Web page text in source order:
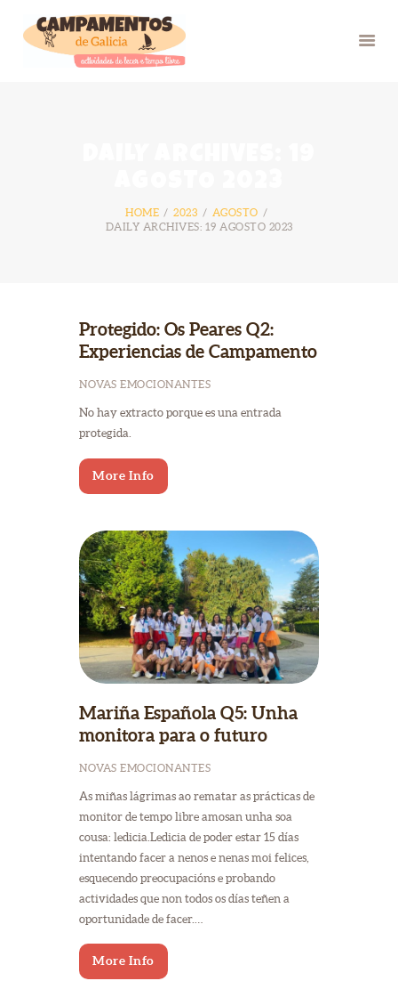
HOME 2023
AGOSTO
DAILY ARCHIVES: 19 AGOSTO 2023
FOTOS
Protegido: Os Peares Q2:
Experiencias de Campamento
NOVAS EMOCIONANTES
No hay extracto porque es una entrada
protegida.
More Info
Mariña Española Q5: Unha
monitora para o futuro
NOVAS EMOCIONANTES
As miñas lágrimas ao rematar as prácticas de
monitor de tempo libre amosan unha soa
cousa: ledicia.Ledicia de poder estar 15 días
intentando facer a nenos e nenas moi felices,
esquecendo preocupacións e probando
actividades que non todos os días teñen a
oportunidade de facer.…
More Info